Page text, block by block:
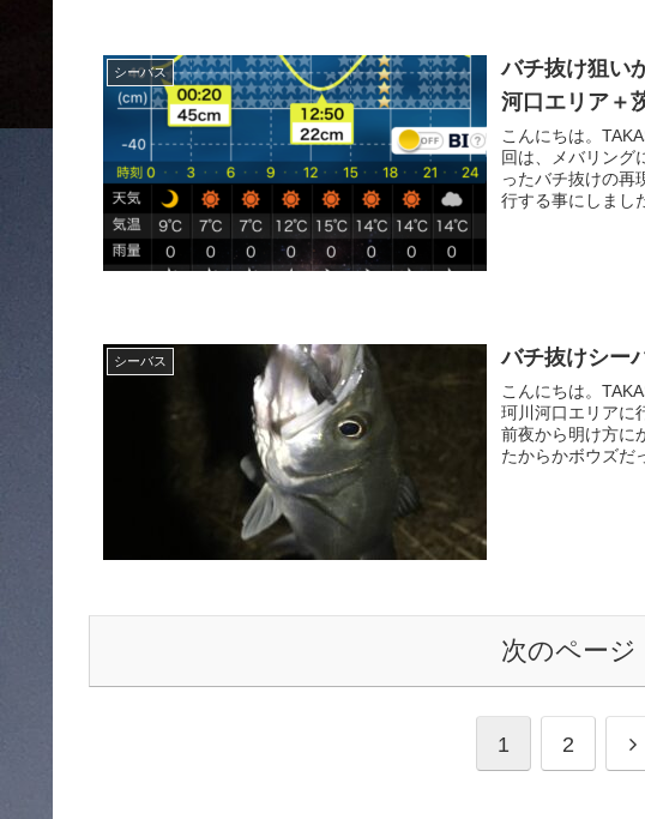
シーバス
バチ抜け狙い
河口エリア＋
こんにちは。
回は、メバリング
ったバチ抜けの再
行する事にしまし
シーバス バチ抜けシー
こんにちは。
珂川河口エリアに
前夜から明け方に
たからかボウズだ
次のページ
1 2